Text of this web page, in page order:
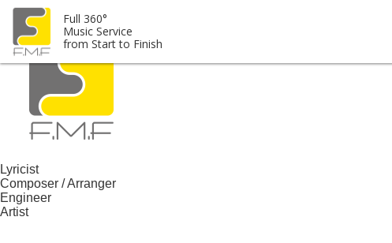
Full 360°
Music Service
from Start to Finish
Full 360° Music Service from Start to Finish.
Lyricist
Composer / Arranger
Engineer
Artist